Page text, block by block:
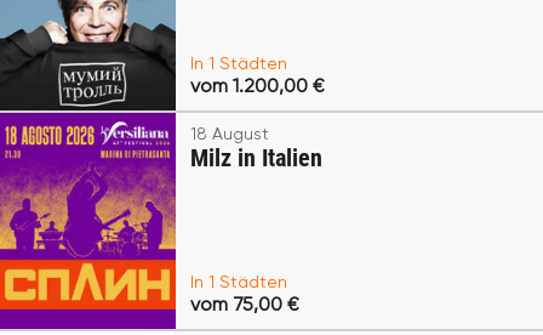
In 1 Städten
vom 1.200,00 €
18 August
Milz in Italien
In 1 Städten
vom 75,00 €